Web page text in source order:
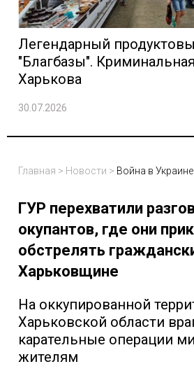
Легендарный
"Благбазы".
Харькова
30.07.2026
Главная > Новости > Война в Украине
ГУР перехватили
окупантов, где они
обстрелять
Харьковщине
На оккупированной
Харьковской области
карательные операции
жителям